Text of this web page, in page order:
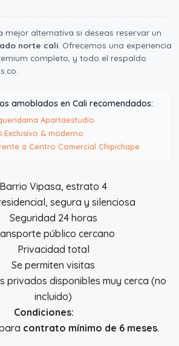
mejor alternativa si deseas reservar un
norte cali . Ofrecemos una experiencia
completo, y todo el respaldo
amoblados en Cali recomendados:
Apartaestudio
Exclusivo & moderno
a Centro Comercial Chipichape
Barrio Vipasa, estrato 4
segura y silenciosa
Seguridad 24 horas
público cercano
Privacidad total
Se permiten visitas
privados disponibles muy cerca (no
incluido)
Condiciones:
contrato mínimo de 6 meses.